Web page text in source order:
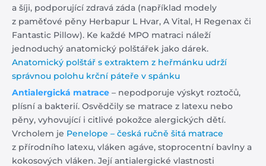
a šíji, podporující zdravá záda (například modely
z paměťové pěny Herbapur L Hvar, A Vital, H Regenax či
Fantastic Pillow). Ke každé MPO matraci náleží
jednoduchý anatomický polštářek jako dárek.
Anatomický polštář s extraktem z heřmánku udrží
správnou polohu krční páteře v spánku
Antialergická matrace – nepodporuje výskyt roztočů,
plísní a bakterií. Osvědčily se matrace z latexu nebo
pěny, vyhovující i citlivé pokožce alergických dětí.
Vrcholem je Penelope – česká ručně šitá matrace
z přírodního latexu, vláken agáve, stoprocentní bavlny a
kokosových vláken. Její antialergické vlastnosti